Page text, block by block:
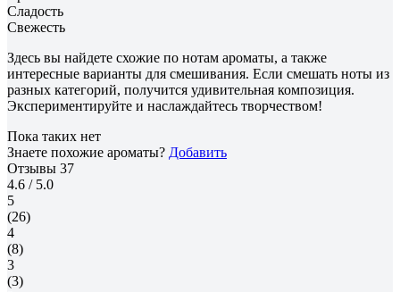
Сладость
Свежесть
Здесь вы найдете схожие по нотам ароматы, а также
интересные варианты для смешивания. Если смешать ноты из
разных категорий, получится удивительная композиция.
Экспериментируйте и наслаждайтесь творчеством!
Пока таких нет
Знаете похожие ароматы? Добавить
Отзывы 37
4.6 / 5.0
5
(26)
4
(8)
3
(3)